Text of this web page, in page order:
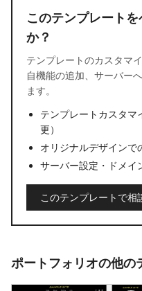
このテンプレート
か？
テンプレートのカスタマ
自機能の追加、サーバー
ます。
テンプレートカスタマ
更）
オリジナルデザインで
サーバー設定・ドメイ
このテンプレートで相
ポートフォリオの他の